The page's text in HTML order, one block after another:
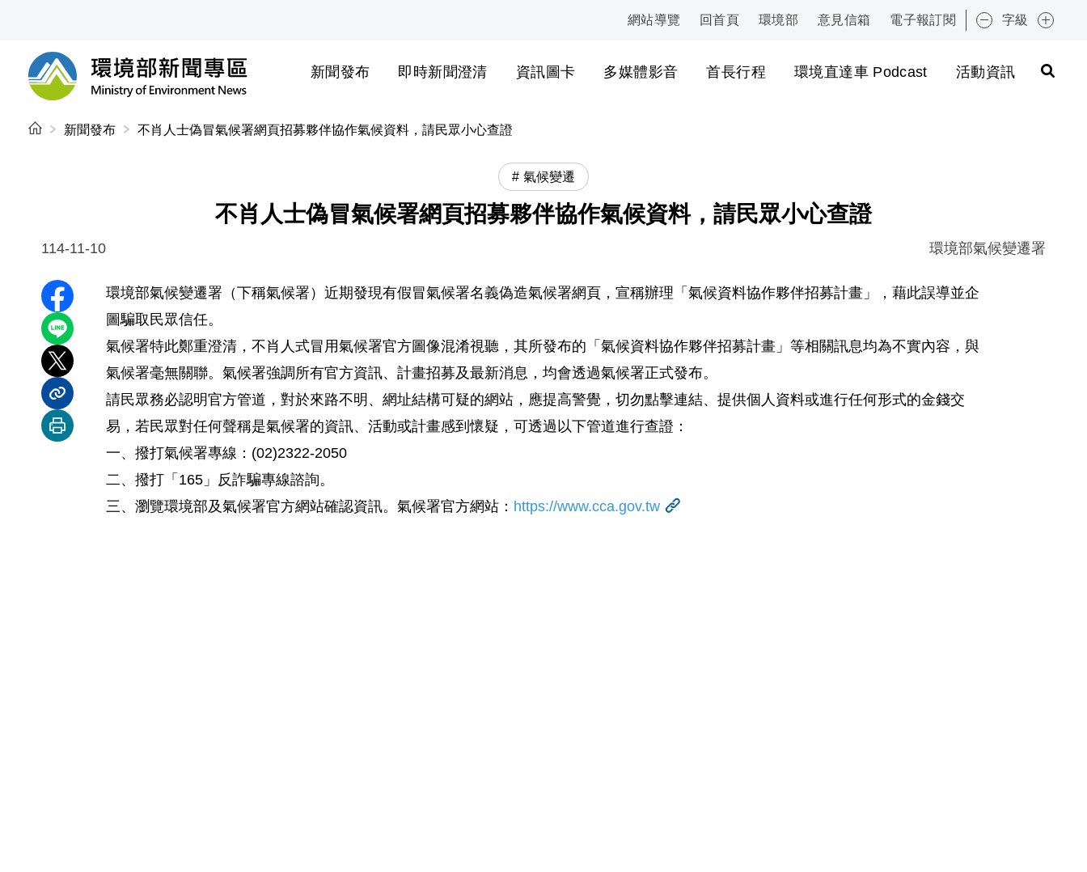
:::
網站導覽 回首頁 環境部 意見信箱 電子報訂閱 字級
環境部新聞專區
新聞發布 即時新聞澄清 資訊圖卡 多媒體影音 首長行程 環境直達車 Podcast 活動資訊
:::
新聞發布 不肖人士偽冒氣候署網頁招募夥伴協作氣候資料，請民眾小心查證
氣候變遷
不肖人士偽冒氣候署網頁招募夥伴協作氣候資料，請民眾小心查證
114-11-10 環境部氣候變遷署
分享至 Facebook
分享到 LINE
分享到 X
分享內容連結
列印本頁
環境部氣候變遷署（下稱氣候署）近期發現有假冒氣候署名義偽造氣候署網頁，宣稱辦理「氣候資料協作夥伴招募計畫」，藉此誤導並企
圖騙取民眾信任。
氣候署特此鄭重澄清，不肖人式冒用氣候署官方圖像混淆視聽，其所發布的「氣候資料協作夥伴招募計畫」等相關訊息均為不實內容，與
氣候署毫無關聯。氣候署強調所有官方資訊、計畫招募及最新消息，均會透過氣候署正式發布。
請民眾務必認明官方管道，對於來路不明、網址結構可疑的網站，應提高警覺，切勿點擊連結、提供個人資料或進行任何形式的金錢交
易，若民眾對任何聲稱是氣候署的資訊、活動或計畫感到懷疑，可透過以下管道進行查證：
一、撥打氣候署專線：(02)2322-2050
二、撥打「165」反詐騙專線諮詢。
三、瀏覽環境部及氣候署官方網站確認資訊。氣候署官方網站： https://www.cca.gov.tw